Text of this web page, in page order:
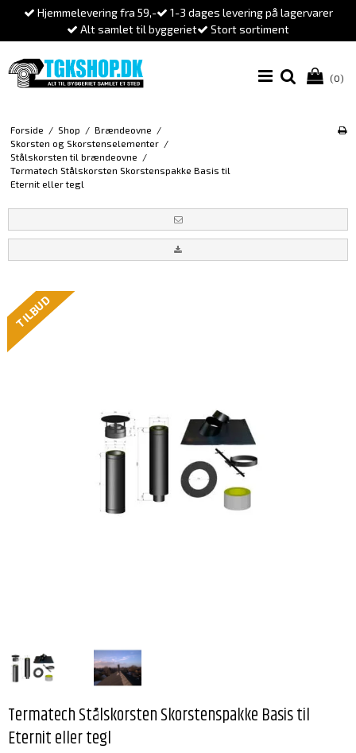
Hjemmelevering fra 59,-
1-3 dages levering på lagervarer
Alt samlet til byggeriet
Stort sortiment
(0)
Forside / Shop / Brændeovne /
Skorsten og Skorstenselementer /
Stålskorsten til brændeovne /
Termatech Stålskorsten Skorstenspakke Basis til
Eternit eller tegl
TILBUD
Termatech Stålskorsten Skorstenspakke Basis til
Eternit eller tegl